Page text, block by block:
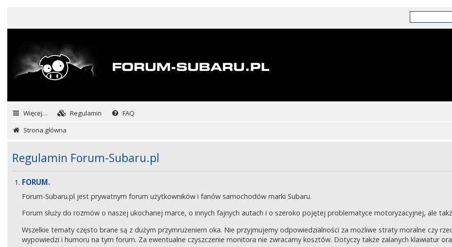
Więcej… Regulamin FAQ
Strona główna
Regulamin Forum-Subaru.pl
FORUM.
Forum-Subaru.pl jest prywatnym forum użytkowników i fanów samochodów marki Subaru.
Forum służy do rozmów o naszej ukochanej marce, o innych fajnych autach i o szeroko pojętej problematyce motoryzacyjnej, ale
Wszelkie tematy często brane są z dużym przymrużeniem oka. Nie przyjmujemy odpowiedzialności za możliwe straty moralne czy
wypowiedzi i humoru na tym forum. Za ewentualne czyszczenie monitora nie zwracamy kosztów. Dotyczy także zalanych klawiatur